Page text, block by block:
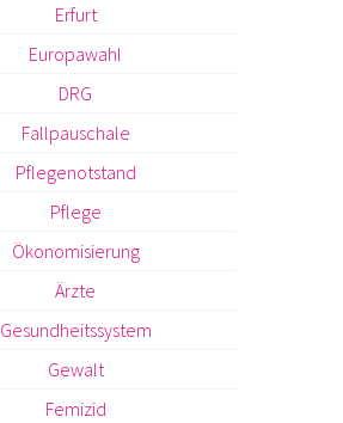
Erfurt
Europawahl
DRG
Fallpauschale
Pflegenotstand
Pflege
Ökonomisierung
Ärzte
Gesundheitssystem
Gewalt
Femizid